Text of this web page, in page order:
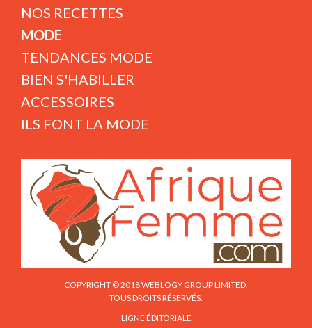
NOS RECETTES
MODE
TENDANCES MODE
BIEN S'HABILLER
ACCESSOIRES
ILS FONT LA MODE
COPYRIGHT © 2018 WEBLOGY GROUP LIMITED.
TOUS DROITS RÉSERVÉS.
LIGNE ÉDITORIALE